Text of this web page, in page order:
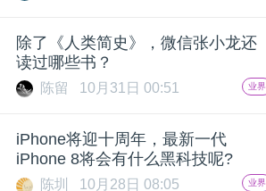
除了《人类简史》，微信张小龙还
读过哪些书？
陈留 10月31日 00:51 业界
iPhone将迎十周年，最新一代
iPhone 8将会有什么黑科技呢?
陈圳 10月28日 08:05 业界